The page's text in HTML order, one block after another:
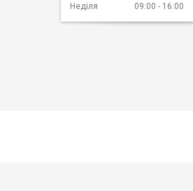
Неділя
09:00 16:00